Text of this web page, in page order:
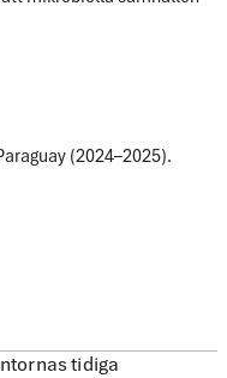
(2024–2025).
tidiga